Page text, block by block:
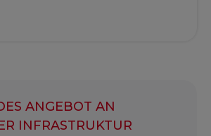
ANGEBOT AN
INFRASTRUKTUR